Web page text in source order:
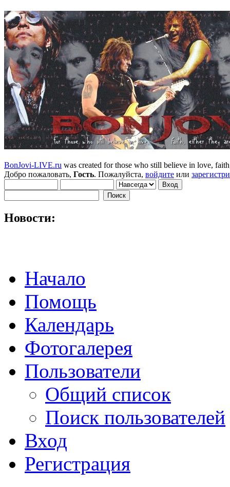
BonJovi-LIVE.ru was created for those who still believe in love,
Добро пожаловать, Гость. Пожалуйста, войдите или
Новости:
Начало
Помощь
Календарь
Фотогалерея
Пользователи
Общий список
Поиск пользователей
Вход
Регистрация